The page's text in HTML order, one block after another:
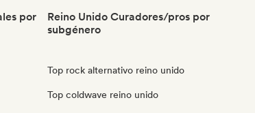
por
Reino Unido Curadores/pros por
subgénero
Top rock alternativo reino unido
Top coldwave reino unido